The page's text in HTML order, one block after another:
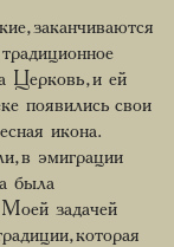
заканчиваются
Церковь, и ей
появились свои
икона.
в эмиграции
была
Моей задачей
которая